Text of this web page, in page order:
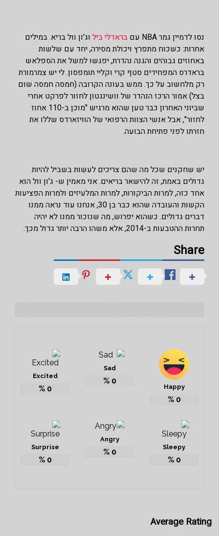
נסו לדמיין גמר NBA עם בראדלי ביל וג'ון וול בריא. במילים
אחרות: כשכוח מתפרץ ויכולת מסירה, יחד עם שלשות
באחוזים גבוהים והגנה נהדרת, יפגשו למשל את הספלאש
בראדרס המפחידים סטף קרי וקליי תומפסון. לי יש צמרמורת
רק מלחשוב על כך. ממש בעונה הקרובה (חמסה חמסה שום
בצל) אמור הרכז הנהדר של וושינגטון לחזור לפרקט אחרי
שביוני האחרון כבר טען שהוא מרגיש "מוכן ב-110 אחוז
לחזור", אבל אנשי הצוות הרפואי של הוויזארדס שללו את
חזרתו לפני פתיחת הבועה.
יש שחקנים שכל מה שהם צריכים לעשות בשביל להיות
גדולים באמת, זה להישאר בריאים. אני מאמין ש- ג'ון וול הוא
אחד כזה, למרות הביקורות, למרות המלעיזים ולמרות הפציעות
הקשות והעובדה שהוא כבר בן 30, אנחנו עוד נראה ממנו
דברים גדולים. כשהוא יפרוש, מה שנזכור ממנו לא יהיה
תחרות ההטבעות ב-2014, אלא משהו הרבה יותר גדול מכך.
Share
Happy
0
%
Sad
0
%
Excited
0
%
Sleepy
0
%
Angry
0
%
Surprise
0
%
Average Rating